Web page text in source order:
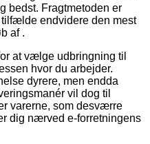
bedst. Fragtmetoden er
endvidere den mest
af .
at vælge udbringning til
hvor du arbejder.
dyrere, men endda
vil dog til
varerne, som desværre
dig nærved e-forretningens